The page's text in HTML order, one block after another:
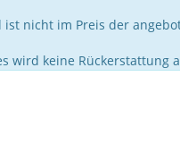
nicht im Preis der
wird keine Rückerstattung